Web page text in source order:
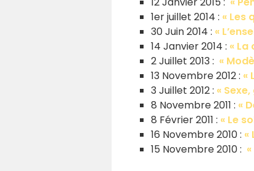
1er juillet 2014 : « Les
30 Juin 2014 : «
14 Janvier 2014 : «
2 Juillet 2013 : «
13 Novembre 2012 : «
3 Juillet 2012 : «
8 Novembre 2011 : «
8 Février 2011 : « Le
16 Novembre 2010 : «
15 Novembre 2010 :